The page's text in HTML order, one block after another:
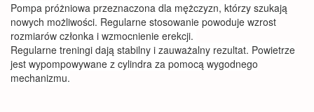
Pompa próżniowa przeznaczona dla mężczyzn, którzy szukają
nowych możliwości. Regularne stosowanie powoduje wzrost
rozmiarów członka i wzmocnienie erekcji.
Regularne treningi dają stabilny i zauważalny rezultat. Powietrze
jest wypompowywane z cylindra za pomocą wygodnego
mechanizmu.